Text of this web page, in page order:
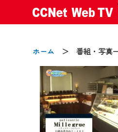
ホーム ＞ 番組・写真
2024/
動画配